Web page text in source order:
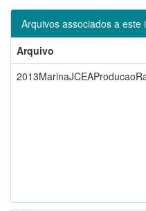
Arquivos associados a este
Arquivo